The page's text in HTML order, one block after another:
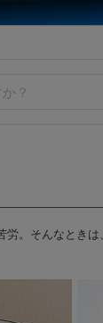
。そんなとき